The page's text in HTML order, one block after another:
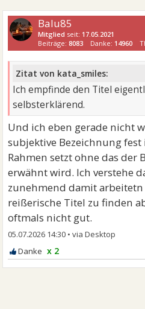
Balu85
Mitglied seit: 17.05.2021
Beiträge:8083 Danke: 14960
Zitat von kata_smiles:
Ich empfinde den Titel
selbsterklärend.
Und ich eben gerade nicht
subjektive Bezeichnung
Rahmen setzt ohne das der
erwähnt wird. Ich verstehe
zunehmend damit
reißerische Titel zu finden
oftmals nicht gut.
05.07.2026 14:30 •
x 2